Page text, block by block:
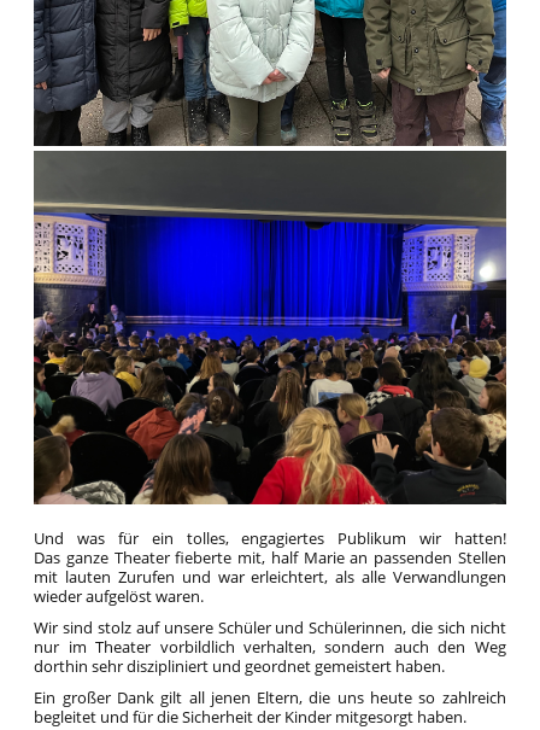
Und was für ein tolles, engagiertes Publikum wir hatten!
Das ganze Theater fieberte mit, half Marie an passenden Stellen
mit lauten Zurufen und war erleichtert, als alle Verwandlungen
wieder aufgelöst waren.
Wir sind stolz auf unsere Schüler und Schülerinnen, die sich nicht
nur im Theater vorbildlich verhalten, sondern auch den Weg
dorthin sehr diszipliniert und geordnet gemeistert haben.
Ein großer Dank gilt all jenen Eltern, die uns heute so zahlreich
begleitet und für die Sicherheit der Kinder mitgesorgt haben.